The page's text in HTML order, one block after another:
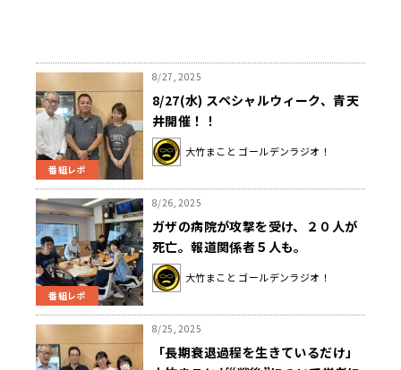
番組レポ
8/27, 2025
8/27(水) スペシャルウィーク、青天
井開催！！
大竹まこと ゴールデンラジオ！
番組レポ
8/26, 2025
ガザの病院が攻撃を受け、２０人が
死亡。報道関係者５人も。
大竹まこと ゴールデンラジオ！
8/25, 2025
「長期衰退過程を生きているだけ」